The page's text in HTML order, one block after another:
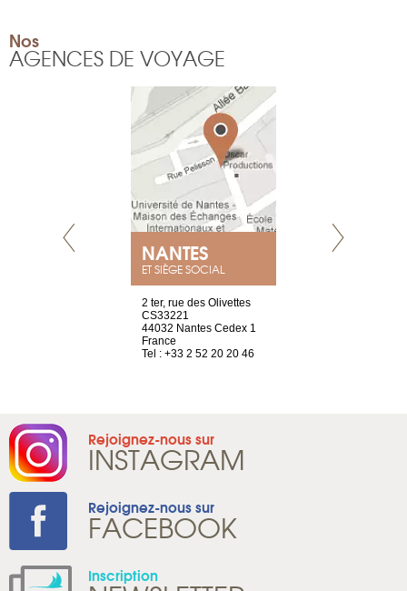
Nos
AGENCES DE VOYAGE
NANTES
ET SIÈGE SOCIAL
2 ter, rue des Olivettes
CS33221
44032 Nantes Cedex 1
France
Tel : +33 2 52 20 20 46
Rejoignez-nous sur
INSTAGRAM
Rejoignez-nous sur
FACEBOOK
Inscription